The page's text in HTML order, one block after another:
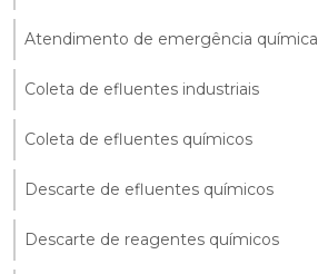
Atendimento de emergência química
Coleta de efluentes industriais
Coleta de efluentes químicos
Descarte de efluentes químicos
Descarte de reagentes químicos